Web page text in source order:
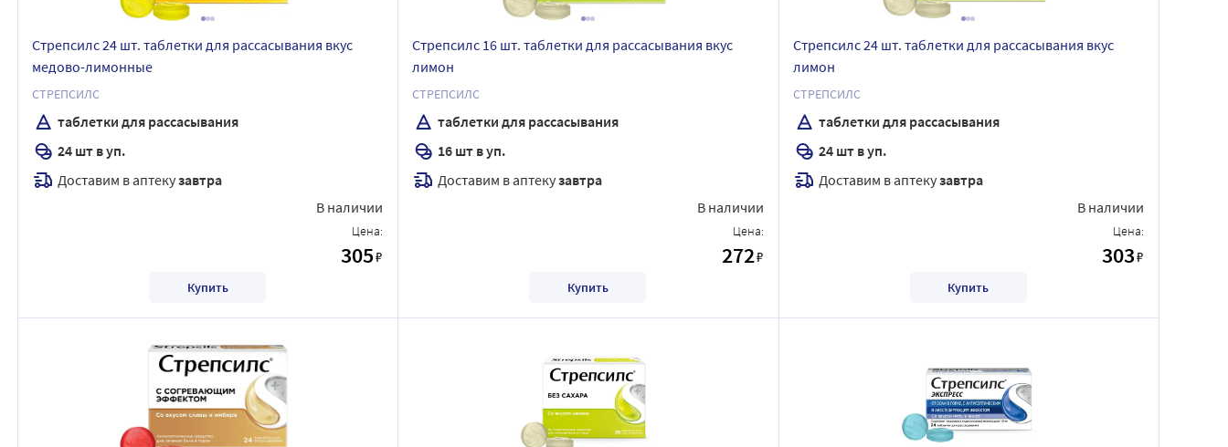
Стрепсилс 24 шт. таблетки для рассасывания вкус
медово-лимонные
СТРЕПСИЛС
таблетки для рассасывания
24 шт в уп.
Доставим в аптекузавтра
В наличии
Цена:
305₽
Купить
Стрепсилс 16 шт. таблетки для рассасывания вкус
лимон
СТРЕПСИЛС
таблетки для рассасывания
16 шт в уп.
Доставим в аптекузавтра
В наличии
Цена:
272₽
Купить
Стрепсилс 24 шт. таблетки для рассасывания вкус
лимон
СТРЕПСИЛС
таблетки для рассасывания
24 шт в уп.
Доставим в аптекузавтра
В наличии
Цена:
303₽
Купить